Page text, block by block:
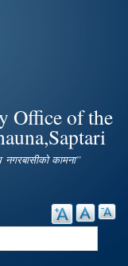
Office of the
नगरबासीको कामना”